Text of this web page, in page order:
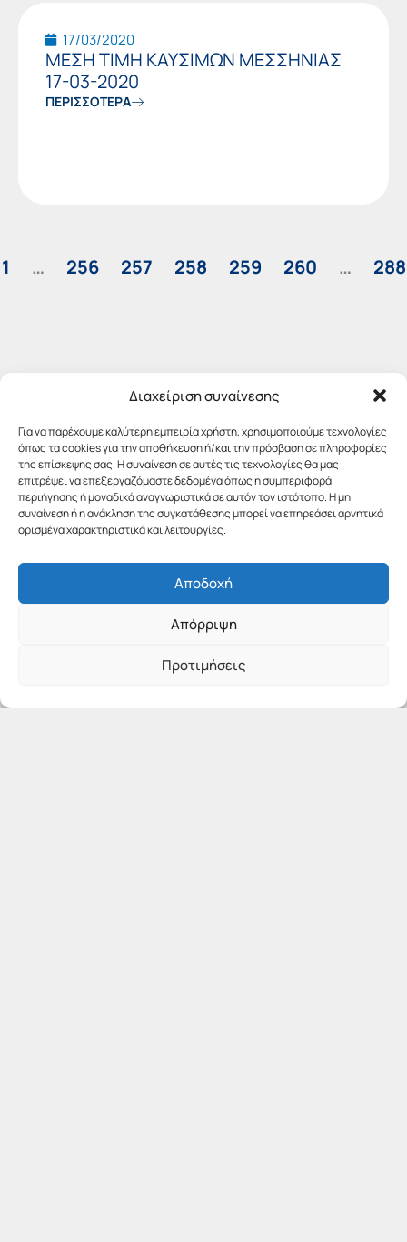
Διαχείριση συναίνεσης
Για να παρέχουμε καλύτερη εμπειρία χρήστη, χρησιμοποιούμε τεχνολογίες
όπως τα cookies για την αποθήκευση ή/και την πρόσβαση σε πληροφορίες
της επίσκεψης σας. Η συναίνεση σε αυτές τις τεχνολογίες θα μας
επιτρέψει να επεξεργαζόμαστε δεδομένα όπως η συμπεριφορά
περιήγησης ή μοναδικά αναγνωριστικά σε αυτόν τον ιστότοπο. Η μη
συναίνεση ή η ανάκληση της συγκατάθεσης μπορεί να επηρεάσει αρνητικά
ορισμένα χαρακτηριστικά και λειτουργίες.
Αποδοχή
Απόρριψη
Προτιμήσεις
17/03/2020
ΜΕΣΗ ΤΙΜΗ ΚΑΥΣΙΜΩΝ ΜΕΣΣΗΝΙΑΣ
17-03-2020
ΠΕΡΙΣΣΟΤΕΡΑ
1 … 256 257 258 259 260 … 288